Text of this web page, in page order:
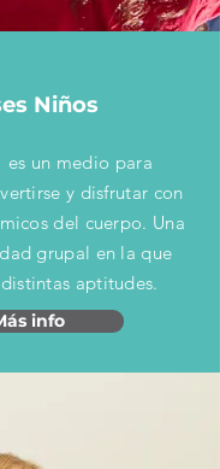
Niños
es un medio para
y disfrutar con
del cuerpo. Una
grupal en la que
aptitudes.
info